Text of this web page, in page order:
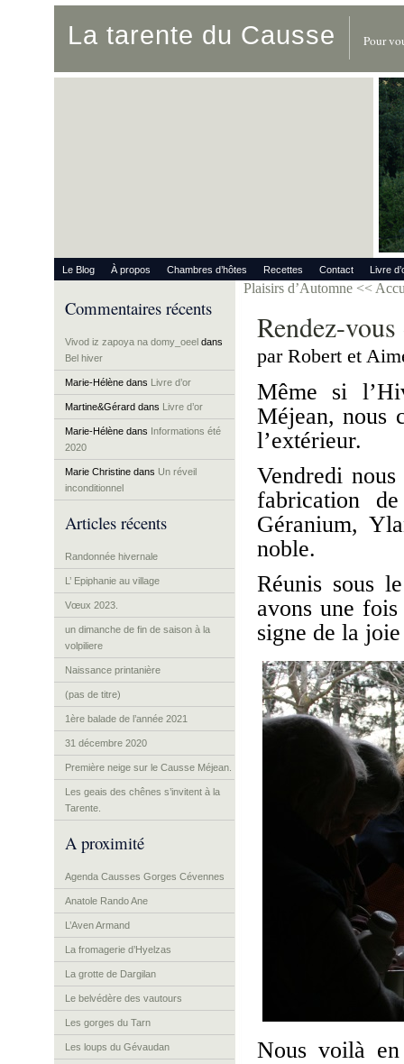
La tarente du Causse Pour
Le Blog À propos Chambres d’hôtes Recettes Contact Livre
Commentaires récents
Vivod iz zapoya na domy_oeel dans
Bel hiver
Marie-Hélène dans Livre d’or
Martine&Gérard dans Livre d’or
Marie-Hélène dans Informations été
2020
Marie Christine dans Un réveil
inconditionnel
Articles récents
Randonnée hivernale
L’ Epiphanie au village
Vœux 2023.
un dimanche de fin de saison à la
volpiliere
Naissance printanière
(pas de titre)
1ère balade de l’année 2021
31 décembre 2020
Première neige sur le Causse Méjean.
Les geais des chênes s’invitent à la
Tarente.
A proximité
Agenda Causses Gorges Cévennes
Anatole Rando Ane
L’Aven Armand
La fromagerie d’Hyelzas
La grotte de Dargilan
Le belvédère des vautours
Les gorges du Tarn
Les loups du Gévaudan
Plaisirs d’Automne <<
Rendez-
par Robert et
Même si
Méjean, nous
l’extérieur.
Vendredi
fabrication
Géranium,
noble.
Réunis sous
avons une
signe de la
Nous voilà